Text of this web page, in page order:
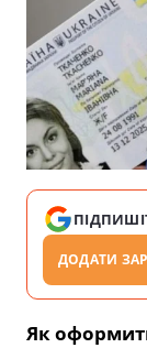
ДОДАТИ
Як